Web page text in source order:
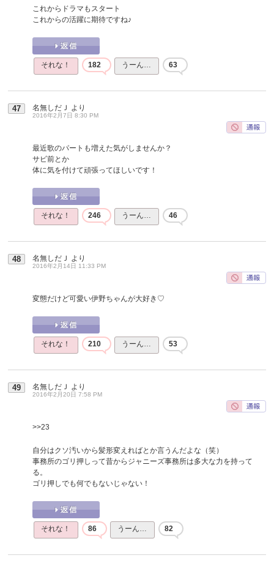
これからドラマもスタート
これからの活躍に期待ですね♪
それな！ 182 うーん… 63
47 名無しだＪ より
2016年2月7日 8:30 PM
最近歌のパートも増えた気がしませんか？
サビ前とか
体に気を付けて頑張ってほしいです！
それな！ 246 うーん… 46
48 名無しだＪ より
2016年2月14日 11:33 PM
変態だけど可愛い伊野ちゃんが大好き♡
それな！ 210 うーん… 53
49 名無しだＪ より
2016年2月20日 7:58 PM
>>23
自分はクソ汚いから髪形変えればとか言うんだよな（笑）
事務所のゴリ押しって昔からジャニーズ事務所は多大な力を持って
る。
ゴリ押しでも何でもないじゃない！
それな！ 86 うーん… 82